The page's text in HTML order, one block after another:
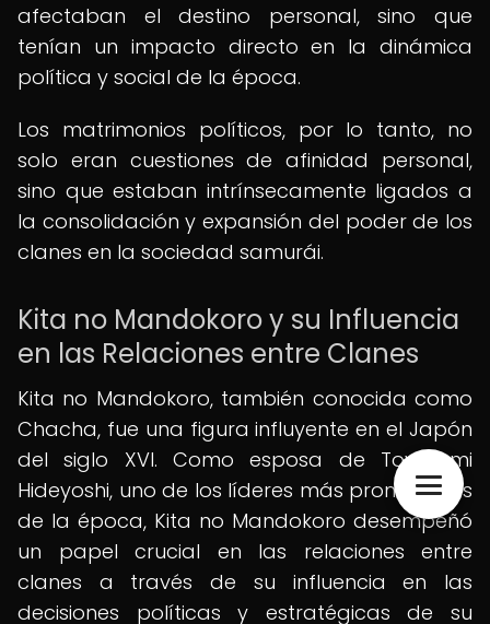
afectaban el destino personal, sino que
tenían un impacto directo en la dinámica
política y social de la época.
Los matrimonios políticos, por lo tanto, no
solo eran cuestiones de afinidad personal,
sino que estaban intrínsecamente ligados a
la consolidación y expansión del poder de los
clanes en la sociedad samurái.
Kita no Mandokoro y su Influencia
en las Relaciones entre Clanes
Kita no Mandokoro, también conocida como
Chacha, fue una figura influyente en el Japón
del siglo XVI. Como esposa de Toyotomi
Hideyoshi, uno de los líderes más prominentes
de la época, Kita no Mandokoro desempeñó
un papel crucial en las relaciones entre
clanes a través de su influencia en las
decisiones políticas y estratégicas de su